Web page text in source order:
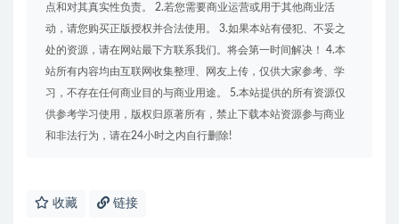
点和对其真实性负责。 2.若您需要商业运营或用于其他商业活
动，请您购买正版授权并合法使用。 3.如果本站有侵犯、不妥之
处的资源，请在网站最下方联系我们。将会第一时间解决！ 4.本
站所有内容均由互联网收集整理、网友上传，仅供大家参考、学
习，不存在任何商业目的与商业用途。 5.本站提供的所有资源仅
供参考学习使用，版权归原著所有，禁止下载本站资源参与商业
和非法行为，请在24小时之内自行删除!
收藏 链接